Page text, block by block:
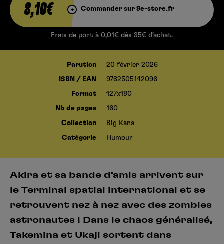
8,10€ Commander sur 9e-store.fr
Frais de port à 0,01€ dès 35€ d’achat.
Parution 20 février 2026
ISBN / EAN 9782505142096
Format 127x180
Nb de pages 160
Collection Big Kana
Catégorie Humour
Akira et sa bande d’amis arrivent sur
le Terminal spatial international et se
retrouvent nez à nez avec des zombies
astronautes ! Dans le chaos généralisé,
Takemina et Ukaji sortent dans